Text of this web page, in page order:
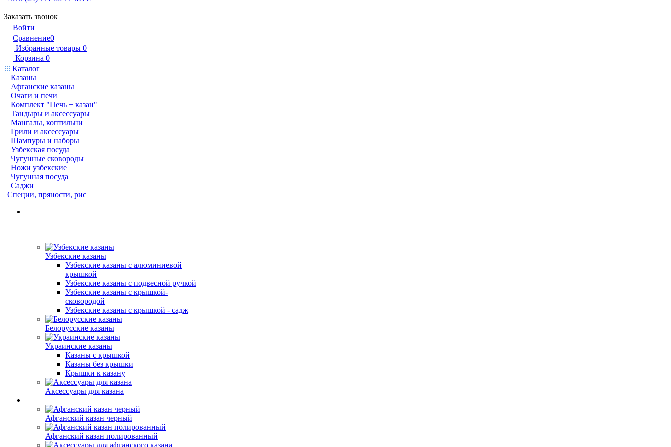
Заказать звонок
Войти
Сравнение0
Избранные товары 0
Корзина 0
Каталог
Казаны
Афганские казаны
Очаги и печи
Комплект "Печь + казан"
Тандыры и аксессуары
Мангалы, коптильни
Грили и аксессуары
Шампуры и наборы
Узбекская посуда
Чугунные сковороды
Ножи узбекские
Чугунная посуда
Саджи
Специи, пряности, рис
Узбекские казаны
Узбекские казаны с алюминиевой
крышкой
Узбекские казаны с подвесной ручкой
Узбекские казаны с крышкой-
сковородой
Узбекские казаны с крышкой - садж
Белорусские казаны
Украинские казаны
Казаны с крышкой
Казаны без крышки
Крышки к казану
Аксессуары для казана
Афганский казан черный
Афганский казан полированный